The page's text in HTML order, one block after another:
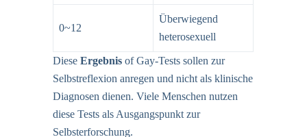
0~12
Überwiegend
heterosexuell
DieseErgebnis of Gay-Tests sollen zur
Selbstreflexion anregen und nicht als klinische
Diagnosen dienen. Viele Menschen nutzen
diese Tests als Ausgangspunkt zur
Selbsterforschung.